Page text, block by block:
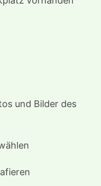
und Bilder des